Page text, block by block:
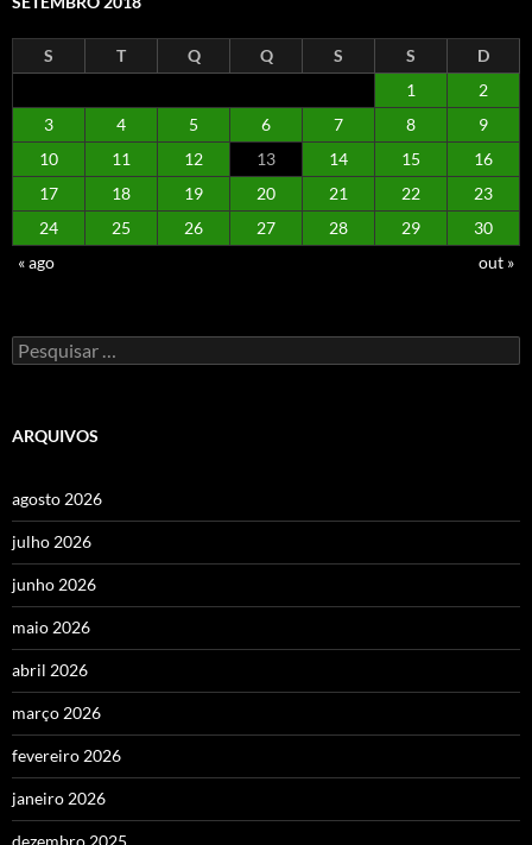
S T Q Q S S
D
1
2
3
4 5 6 7 8
9
10
11 12 13 14 15
16
17
18 19 20 21 22
23
24
25 26 27 28 29
30
« ago
out »
Pesquisar
por:
ARQUIVOS
agosto 2026
julho 2026
junho 2026
maio 2026
abril 2026
março 2026
fevereiro 2026
janeiro 2026
dezembro 2025